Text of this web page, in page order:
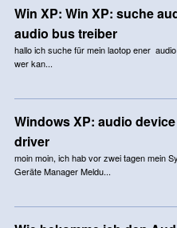
Win XP: Win XP: suche
audio bus treiber
hallo ich suche für mein laotop ener
wer kan...
Windows XP: audio
driver
moin moin, ich hab vor zwei tagen mein
Geräte Manager Meldu...